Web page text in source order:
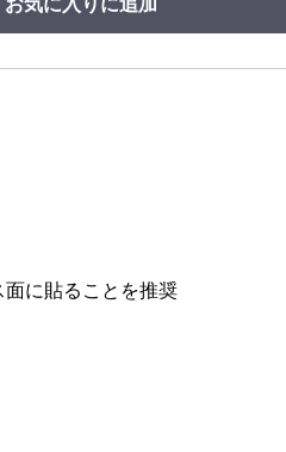
お気に入りに追加
に貼ることを推奨